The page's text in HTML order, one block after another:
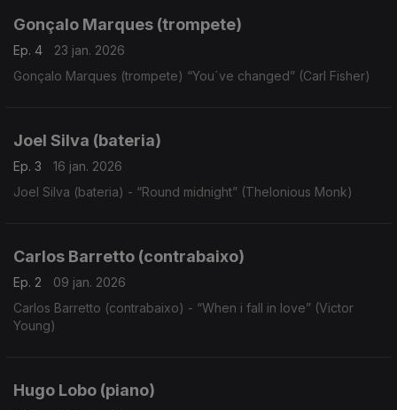
Gonçalo Marques (trompete)
Ep. 4
23 jan. 2026
Gonçalo Marques (trompete) “You´ve changed” (Carl Fisher)
Joel Silva (bateria)
Ep. 3
16 jan. 2026
Joel Silva (bateria) - “Round midnight” (Thelonious Monk)
Carlos Barretto (contrabaixo)
Ep. 2
09 jan. 2026
Carlos Barretto (contrabaixo) - “When i fall in love” (Victor
Young)
Hugo Lobo (piano)